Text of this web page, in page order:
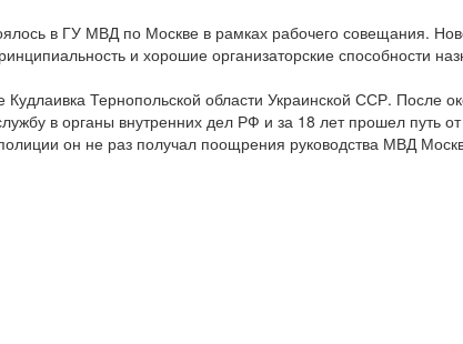
в ГУ МВД по Москве в рамках рабочего совещания.
и хорошие организаторские способности
Тернопольской области Украинской ССР. После
в органы внутренних дел РФ и за 18 лет прошел путь
он не раз получал поощрения руководства МВД